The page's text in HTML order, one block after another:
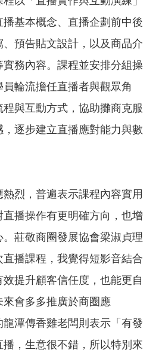
基本概念、直播企劃前中後
預告貼文設計，以及商品介
務內容。課程並安排分組操
輪流擔任直播者與觀眾角
與互動方式，協助攤商克服
逐步建立直播應對能力與數
烈，普遍表示課程內容實用
直播操作有更明確方向，也增
莊敬商圈發展協會梁淑貞理
播課程，我覺得短影音結合
提升顧客信任度，也能更自
會多多推廣於商圈應
潭傳香雞老闆則表示「有發
，生意很不錯，所以特別來